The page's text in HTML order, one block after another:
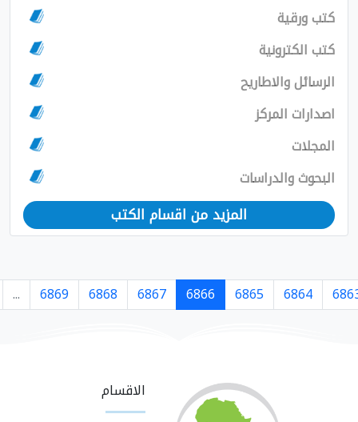
من اقسام الكتب
6866
6867
6868
6869
...
7363
7364
›
الاقسام